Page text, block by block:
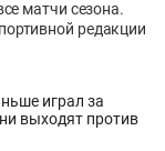
матчи сезона.
редакции